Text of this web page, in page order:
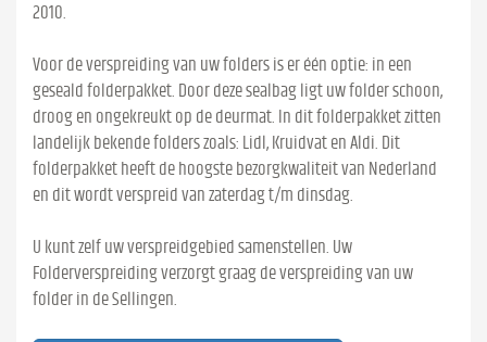
2010.
Voor de verspreiding van uw folders is er één optie: in een
geseald folderpakket. Door deze sealbag ligt uw folder schoon,
droog en ongekreukt op de deurmat. In dit folderpakket zitten
landelijk bekende folders zoals: Lidl, Kruidvat en Aldi. Dit
folderpakket heeft de hoogste bezorgkwaliteit van Nederland
en dit wordt verspreid van zaterdag t/m dinsdag.
U kunt zelf uw verspreidgebied samenstellen. Uw
Folderverspreiding verzorgt graag de verspreiding van uw
folder in de Sellingen.